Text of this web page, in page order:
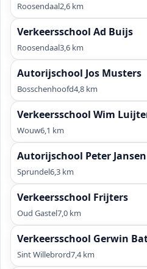
Roosendaal2,6 km
Verkeersschool Ad Buijs
Roosendaal3,6 km
Autorijschool Jos Musters
Bosschenhoofd4,8 km
Verkeersschool Wim
Wouw6,1 km
Autorijschool Peter Jansen
Sprundel6,3 km
Verkeersschool Frijters
Oud Gastel7,0 km
Verkeersschool Gerwin
Sint Willebrord7,4 km